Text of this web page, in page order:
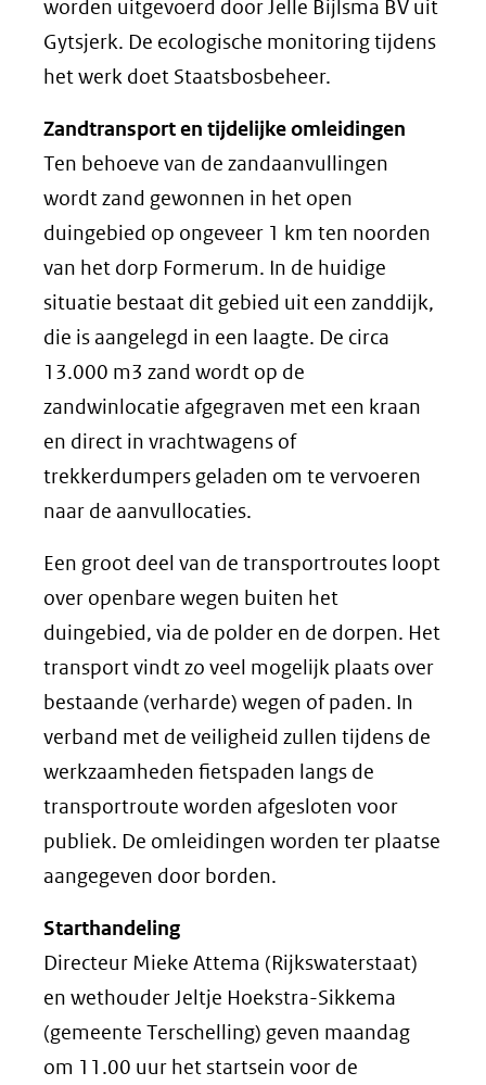
worden uitgevoerd door Jelle Bijlsma BV uit
Gytsjerk. De ecologische monitoring tijdens
het werk doet Staatsbosbeheer.
Zandtransport en tijdelijke omleidingen
Ten behoeve van de zandaanvullingen
wordt zand gewonnen in het open
duingebied op ongeveer 1 km ten noorden
van het dorp Formerum. In de huidige
situatie bestaat dit gebied uit een zanddijk,
die is aangelegd in een laagte. De circa
13.000 m3 zand wordt op de
zandwinlocatie afgegraven met een kraan
en direct in vrachtwagens of
trekkerdumpers geladen om te vervoeren
naar de aanvullocaties.
Een groot deel van de transportroutes loopt
over openbare wegen buiten het
duingebied, via de polder en de dorpen. Het
transport vindt zo veel mogelijk plaats over
bestaande (verharde) wegen of paden. In
verband met de veiligheid zullen tijdens de
werkzaamheden fietspaden langs de
transportroute worden afgesloten voor
publiek. De omleidingen worden ter plaatse
aangegeven door borden.
Starthandeling
Directeur Mieke Attema (Rijkswaterstaat)
en wethouder Jeltje Hoekstra-Sikkema
(gemeente Terschelling) geven maandag
om 11.00 uur het startsein voor de